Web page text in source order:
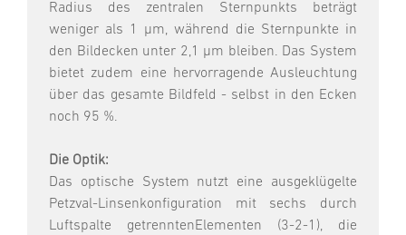
Radius des zentralen Sternpunkts beträgt
weniger als 1 µm, während die Sternpunkte in
den Bildecken unter 2,1 µm bleiben. Das System
bietet zudem eine hervorragende Ausleuchtung
über das gesamte Bildfeld - selbst in den Ecken
noch 95 %.
Die Optik:
Das optische System nutzt eine ausgeklügelte
Petzval-Linsenkonfiguration mit sechs durch
Luftspalte getrenntenElementen (3-2-1), die